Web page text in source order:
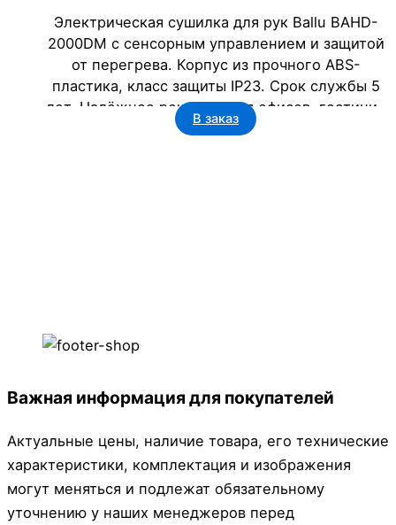
Электрическая сушилка для рук Ballu BAHD-
2000DM с сенсорным управлением и защитой
от перегрева. Корпус из прочного ABS-
пластика, класс защиты IP23. Срок службы 5
лет. Надёжное решение для офисов, гостиниц
и учреждений.
В заказ
Важная информация для покупателей
Актуальные цены, наличие товара, его технические
характеристики, комплектация и изображения
могут меняться и подлежат обязательному
уточнению у наших менеджеров перед